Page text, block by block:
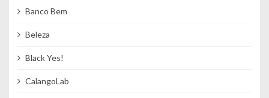
Banco Bem
Beleza
Black Yes!
CalangoLab